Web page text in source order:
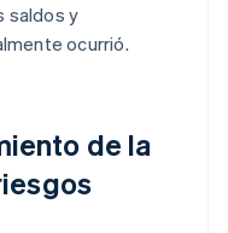
saldos y
ocurrió.
de la